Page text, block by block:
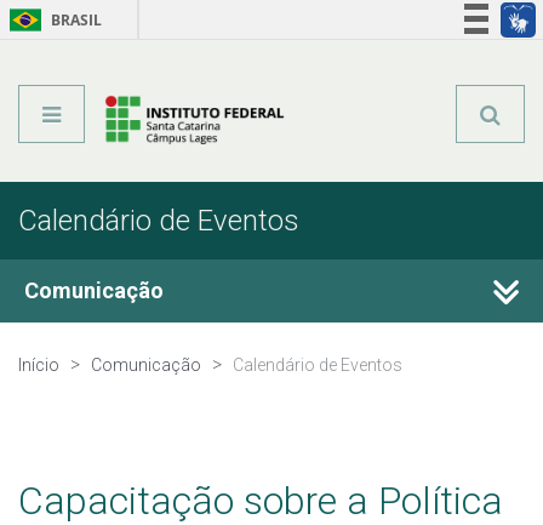
BRASIL
Calendário de Eventos
Comunicação
Fale Conosco
Calendário de Eventos
Início Comunicação Calendário de Eventos
Capacitação sobre a Política